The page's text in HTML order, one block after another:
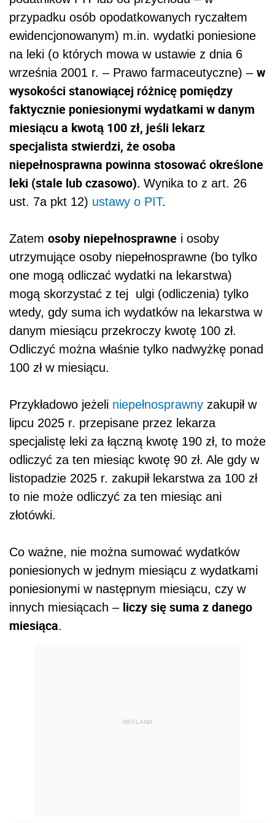
przypadku osób opodatkowanych ryczałtem
ewidencjonowanym) m.in. wydatki poniesione
na leki (o których mowa w ustawie z dnia 6
września 2001 r. – Prawo farmaceutyczne) – w
wysokości stanowiącej różnicę pomiędzy
faktycznie poniesionymi wydatkami w danym
miesiącu a kwotą 100 zł, jeśli lekarz
specjalista stwierdzi, że osoba
niepełnosprawna powinna stosować określone
leki (stale lub czasowo). Wynika to z art. 26
ust. 7a pkt 12) ustawy o PIT.
Zatem osoby niepełnosprawne i osoby
utrzymujące osoby niepełnosprawne (bo tylko
one mogą odliczać wydatki na lekarstwa)
mogą skorzystać z tej ulgi (odliczenia) tylko
wtedy, gdy suma ich wydatków na lekarstwa w
danym miesiącu przekroczy kwotę 100 zł.
Odliczyć można właśnie tylko nadwyżkę ponad
100 zł w miesiącu.
Przykładowo jeżeli niepełnosprawny zakupił w
lipcu 2025 r. przepisane przez lekarza
specjalistę leki za łączną kwotę 190 zł, to może
odliczyć za ten miesiąc kwotę 90 zł. Ale gdy w
listopadzie 2025 r. zakupił lekarstwa za 100 zł
to nie może odliczyć za ten miesiąc ani
złotówki.
Co ważne, nie można sumować wydatków
poniesionych w jednym miesiącu z wydatkami
poniesionymi w następnym miesiącu, czy w
innych miesiącach – liczy się suma z danego
miesiąca.
REKLAMA